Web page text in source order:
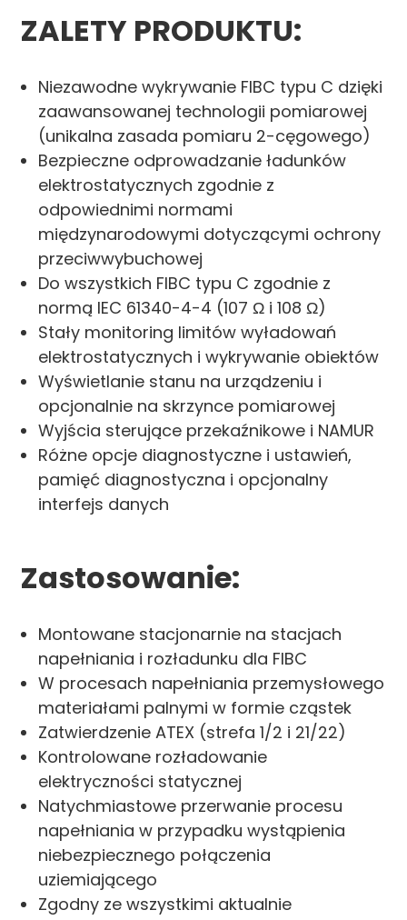
ZALETY PRODUKTU:
Niezawodne wykrywanie FIBC typu C dzięki
zaawansowanej technologii pomiarowej
(unikalna zasada pomiaru 2-cęgowego)
Bezpieczne odprowadzanie ładunków
elektrostatycznych zgodnie z
odpowiednimi normami
międzynarodowymi dotyczącymi ochrony
przeciwwybuchowej
Do wszystkich FIBC typu C zgodnie z
normą IEC 61340-4-4 (107 Ω i 108 Ω)
Stały monitoring limitów wyładowań
elektrostatycznych i wykrywanie obiektów
Wyświetlanie stanu na urządzeniu i
opcjonalnie na skrzynce pomiarowej
Wyjścia sterujące przekaźnikowe i NAMUR
Różne opcje diagnostyczne i ustawień,
pamięć diagnostyczna i opcjonalny
interfejs danych
Zastosowanie:
Montowane stacjonarnie na stacjach
napełniania i rozładunku dla FIBC
W procesach napełniania przemysłowego
materiałami palnymi w formie cząstek
Zatwierdzenie ATEX (strefa 1/2 i 21/22)
Kontrolowane rozładowanie
elektryczności statycznej
Natychmiastowe przerwanie procesu
napełniania w przypadku wystąpienia
niebezpiecznego połączenia
uziemiającego
Zgodny ze wszystkimi aktualnie